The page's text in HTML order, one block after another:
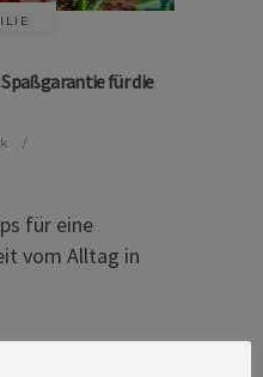
für die
für eine
vom Alltag in